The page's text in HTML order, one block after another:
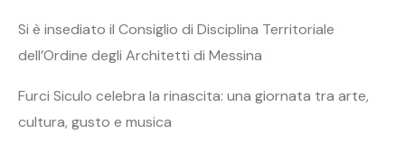
Si è insediato il Consiglio di Disciplina Territoriale
dell’Ordine degli Architetti di Messina
Furci Siculo celebra la rinascita: una giornata tra arte,
cultura, gusto e musica